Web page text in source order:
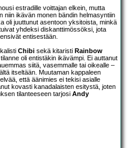
estradille voittajan elkein, mutta
niin ikävän monen bändin helmasyntiin
oli juuttunut asentoon yksitoista, minkä
yhdeksi diskanttimössöksi, jota
entisestään.
Chibi sekä kitaristi Rainbow
oli entistäkin ikävämpi. Ei auttanut
siitä, vasemmalle tai oikealle –
itseltään. Muutaman kappaleen
että äänimies ei tekisi asialle
kovasti kanadalaisten esitystä, joten
tilanteeseen tarjosi Andy